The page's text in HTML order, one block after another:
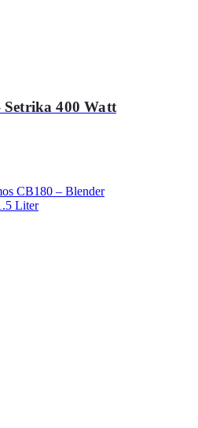
Setrika 400 Watt